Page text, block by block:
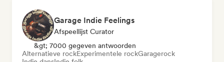
Garage Indie Feelings
Afspeellijst Curator
&gt; 7000 gegeven antwoorden
Alternatieve rockExperimentele rockGaragerock